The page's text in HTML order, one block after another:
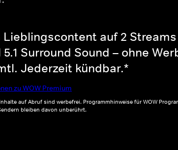
Lieblingscontent auf 2
Surround Sound – ohne
Jederzeit kündbar.*
zu WOW Premium
auf Abruf sind werbefrei. Programmhinweise für WOW
bleiben davon unberührt.